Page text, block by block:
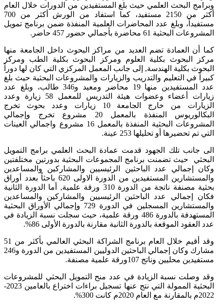
وبرامج البحث العلمي حيث بلغ المستفيدين من الدورات خلال العام
أكثر من 2150 مستفيد، كما استفاد من الورش أكثر من 700
مستفيداً، وبلغ عدد المحاضرات العلمية المنفذة ضمن برنامج تمويل
المشروعات البحثية 61 محاضرة بأجمالي حضور 457 حاضر.
كما أن العمادة تضم العديد من مراكز البحوث داخل الجامعة منها
مركز البحوث بكلية العلوم ومركز البحوث بكلية الطب ومركز
البحوث بكلية الهندسة, إلى جانب المعمل المركزي التي كان لها دوراً
كبيراً في التعليم والتدريب والزيارات والمشروعات البحثية حيث بلغ
عدد المستفيدين منها 19 محاضر ومعيد و346 طالب، وبلغ عدد
زيارات أعضاء وعضوات هيئة التدريس للمعمل 58 زيارة وعدد
الزيارات من خارج الجامعة 10 زيارات وعدد بحوث تخرج
البكالوريوس المنفذة بالمعمل 20 مشروع تخرج وإجمالي
المشروعات البحثية المنفذة بالمعمل 16 مشروع واجمالي العينات
التي تم تحضيرها أو تحليلها 253 عينة.
الى جانب تلك الجهود قدمت عمادة البحث العلمي برامج التمويل
البحثي حيث تضمنت برنامج المجموعات البحثية بدورتين مختلفتين
وكان إجمالي عدد الباحثين الرئيسيين والمشاركين والمساعدين
والمستشارين المستفيدين من الدورة الاولى 620 باحثاً بعدد أوراق
بحثية مصنفة ناتجة من الدورة 310 ورقة علمية, أما الدورة الثانية
فكان إجمالي عدد الباحثين الرئيسيين والمشاركين والمساعدين
والمستشارين المسجلين في الدورة 729 وإجمالي الأوراق البحثية
المستهدفة بالدورة 486 ورقة علمية، حيث سجلت نسبة الزيادة في
عدد العقود الموقعة بالدورة الثانية مقارنة بالدورة الأولى 86%.
وقد أقيم خلال العام برنامج الشراكة البحثي العالمي بأكثر من 51
مشارك وكان إجمالي الباحثين الدوليين المستفيدين من الدورة و246
مستفيدين محليين وناتج 107ورقة علمية مصنفة.
وقد وصلت نسبة الزيادة في عدد منح التمويل البحثي للمشروعات
البحثية الممولة التي نتج عنها تسجيل براءات اختراع بالعامين 2023-
2022م بالمقارنة مع العام 2020م كانت 300%.